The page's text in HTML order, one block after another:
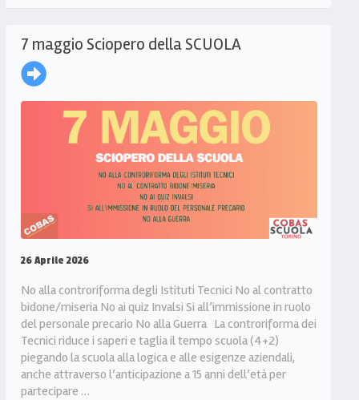
7 maggio Sciopero della SCUOLA
26 Aprile 2026
No alla controriforma degli Istituti Tecnici No al contratto
bidone/miseria No ai quiz Invalsi Si all’immissione in ruolo
del personale precario No alla Guerra La controriforma dei
Tecnici riduce i saperi e taglia il tempo scuola (4+2)
piegando la scuola alla logica e alle esigenze aziendali,
anche attraverso l’anticipazione a 15 anni dell’età per
partecipare …